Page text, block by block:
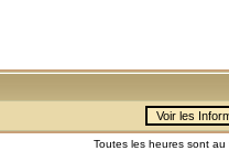
Toutes les heures sont au